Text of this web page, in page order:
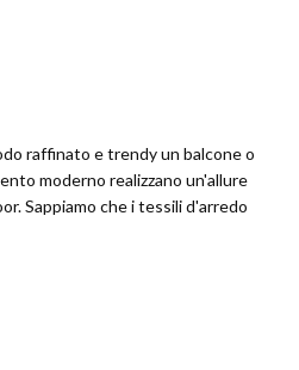
raffinato e trendy un balcone o
moderno realizzano un'allure
Sappiamo che i tessili d'arredo